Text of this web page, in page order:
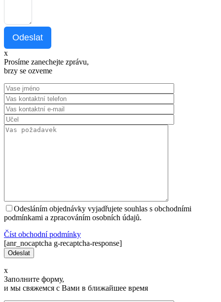
Odeslat
x
Prosíme zanechejte zprávu,
brzy se ozveme
Odesláním objednávky vyjadřujete souhlas s obchodními
podmínkami a zpracováním osobních údajů.
Číst оbchodní podmínky
[anr_nocaptcha g-recaptcha-response]
x
Заполните форму,
и мы свяжемся с Вами в ближайшее время